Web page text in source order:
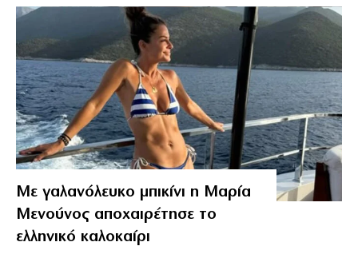
Με γαλανόλευκο μπικίνι η Μαρία
Μενούνος αποχαιρέτησε το
ελληνικό καλοκαίρι